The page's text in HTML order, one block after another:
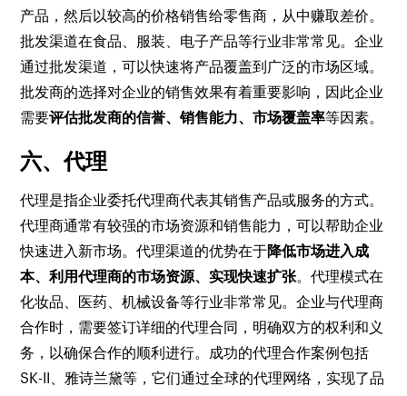
产品，然后以较高的价格销售给零售商，从中赚取差价。
批发渠道在食品、服装、电子产品等行业非常常见。企业
通过批发渠道，可以快速将产品覆盖到广泛的市场区域。
批发商的选择对企业的销售效果有着重要影响，因此企业
需要评估批发商的信誉、销售能力、市场覆盖率等因素。
六、代理
代理是指企业委托代理商代表其销售产品或服务的方式。
代理商通常有较强的市场资源和销售能力，可以帮助企业
快速进入新市场。代理渠道的优势在于降低市场进入成
本、利用代理商的市场资源、实现快速扩张。代理模式在
化妆品、医药、机械设备等行业非常常见。企业与代理商
合作时，需要签订详细的代理合同，明确双方的权利和义
务，以确保合作的顺利进行。成功的代理合作案例包括
SK-II、雅诗兰黛等，它们通过全球的代理网络，实现了品